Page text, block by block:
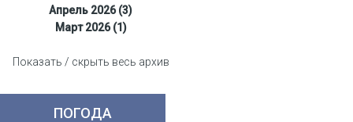
Апрель 2026 (3)
Март 2026 (1)
Показать / скрыть весь архив
ПОГОДА